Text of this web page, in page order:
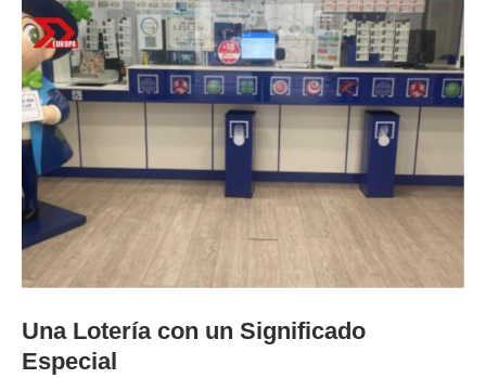
Una Lotería con un Significado
Especial